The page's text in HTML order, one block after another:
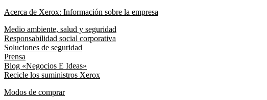
Acerca de Xerox: Información sobre la empresa
Medio ambiente, salud y seguridad
Responsabilidad social corporativa
Soluciones de seguridad
Prensa
Blog «Negocios E Ideas»
Recicle los suministros Xerox
Modos de comprar